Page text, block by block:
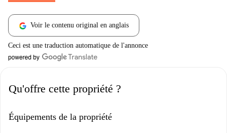
Voir le contenu original en anglais
Ceci est une traduction automatique de l'annonce
Qu'offre cette propriété ?
Équipements de la propriété